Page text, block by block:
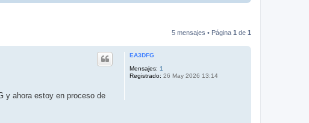
5 mensajes • Página 1 de 1
EA3DFG
Mensajes: 1
Registrado: 26 May 2026 13:14
y ahora estoy en proceso de